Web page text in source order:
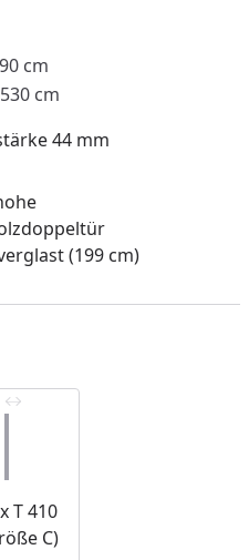
cm
cm
44 mm
(199 cm)
T 410
C)